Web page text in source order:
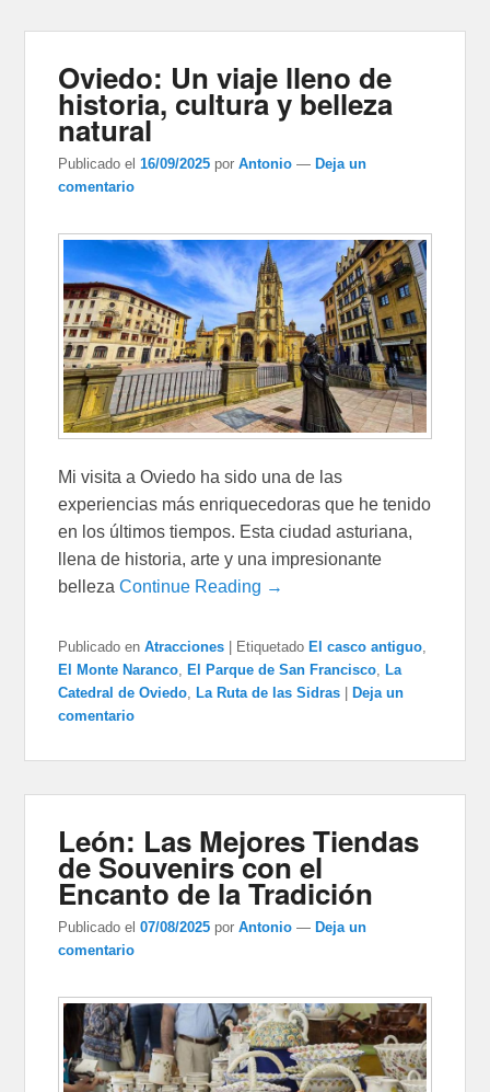
Oviedo: Un viaje lleno de
historia, cultura y belleza
natural
Publicado el 16/09/2025 porAntonio — Deja un
comentario
Mi visita a Oviedo ha sido una de las
experiencias más enriquecedoras que he tenido
en los últimos tiempos. Esta ciudad asturiana,
llena de historia, arte y una impresionante
bellezaContinue Reading →
Publicado en Atracciones Etiquetado El casco antiguo,
El Monte Naranco, El Parque de San Francisco, La
Catedral de Oviedo, La Ruta de las Sidras
Deja un
comentario
León: Las Mejores Tiendas
de Souvenirs con el
Encanto de la Tradición
Publicado el 07/08/2025 porAntonio — Deja un
comentario